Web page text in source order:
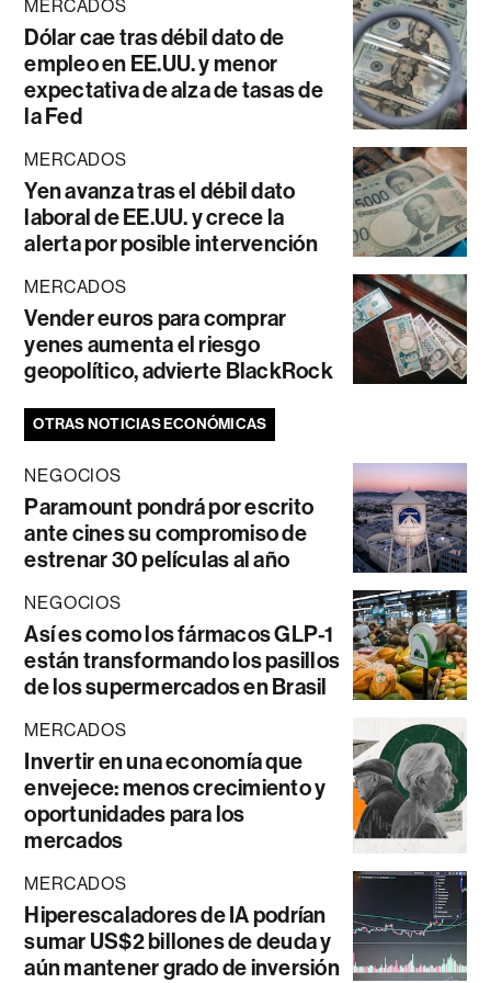
MERCADOS
Dólar cae tras débil dato de
empleo en EE.UU. y menor
expectativa de alza de tasas de
la Fed
MERCADOS
Yen avanza tras el débil dato
laboral de EE.UU. y crece la
alerta por posible intervención
MERCADOS
Vender euros para comprar
yenes aumenta el riesgo
geopolítico, advierte BlackRock
OTRAS NOTICIAS ECONÓMICAS
NEGOCIOS
Paramount pondrá por escrito
ante cines su compromiso de
estrenar 30 películas al año
NEGOCIOS
Así es como los fármacos GLP-1
están transformando los pasillos
de los supermercados en Brasil
MERCADOS
Invertir en una economía que
envejece: menos crecimiento y
oportunidades para los
mercados
MERCADOS
Hiperescaladores de IA podrían
sumar US$2 billones de deuda y
aún mantener grado de inversión